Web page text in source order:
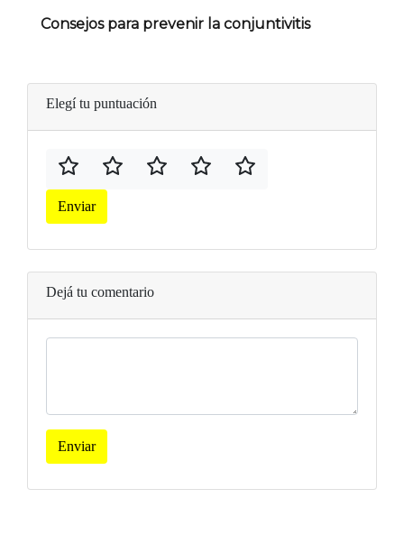
Consejos para prevenir la conjuntivitis
Elegí tu puntuación
Enviar
Dejá tu comentario
Enviar